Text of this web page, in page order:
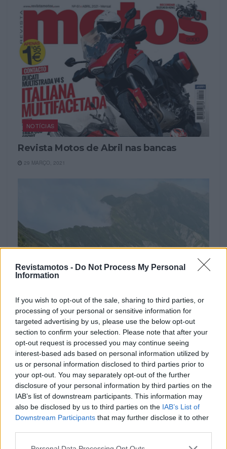
Revistamotos - Do Not Process My Personal
Information
If you wish to opt-out of the sale, sharing to third parties, or
processing of your personal or sensitive information for
targeted advertising by us, please use the below opt-out
section to confirm your selection. Please note that after your
opt-out request is processed you may continue seeing
interest-based ads based on personal information utilized by
us or personal information disclosed to third parties prior to
your opt-out. You may separately opt-out of the further
disclosure of your personal information by third parties on the
IAB’s list of downstream participants. This information may
also be disclosed by us to third parties on the IAB’s List of
Downstream Participants that may further disclose it to other
NOTÍCIAS
Revista Motos de Abril nas bancas
29 MARÇO, 2021
NOTÍCIAS
4 anos de garantia oficial em todas as
Ducati e Ducati Scrambler
20 JANEIRO, 2021